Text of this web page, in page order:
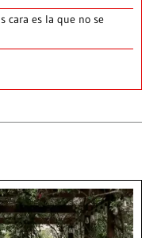
cara es la que no se